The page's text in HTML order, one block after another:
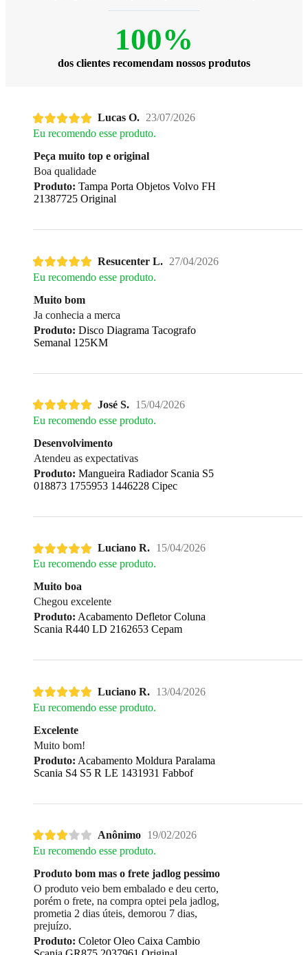
100%
dos clientes recomendam nossos produtos
Lucas O. 23/07/2026
Eu recomendo esse produto.
Peça muito top e original
Boa qualidade
Produto: Tampa Porta Objetos Volvo FH
21387725 Original
Resucenter L. 27/04/2026
Eu recomendo esse produto.
Muito bom
Ja conhecia a merca
Produto: Disco Diagrama Tacografo
Semanal 125KM
José S. 15/04/2026
Eu recomendo esse produto.
Desenvolvimento
Atendeu as expectativas
Produto: Mangueira Radiador Scania S5
018873 1755953 1446228 Cipec
Luciano R. 15/04/2026
Eu recomendo esse produto.
Muito boa
Chegou excelente
Produto: Acabamento Defletor Coluna
Scania R440 LD 2162653 Cepam
Luciano R. 13/04/2026
Eu recomendo esse produto.
Excelente
Muito bom!
Produto: Acabamento Moldura Paralama
Scania S4 S5 R LE 1431931 Fabbof
Anônimo 19/02/2026
Eu recomendo esse produto.
Produto bom mas o frete jadlog pessimo
O produto veio bem embalado e deu certo,
porém o frete, na compra optei pela jadlog,
prometia 2 dias úteis, demorou 7 dias,
prejuízo.
Produto: Coletor Oleo Caixa Cambio